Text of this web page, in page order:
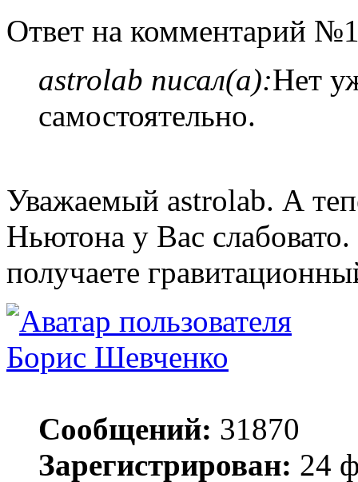
Ответ на комментарий
astrolab писал(а):Нет
самостоятельно.
Уважаемый astrolab. А
Ньютона у Вас
получаете
Борис Шевченко
Сообщений: 31870
Зарегистрирован: 24